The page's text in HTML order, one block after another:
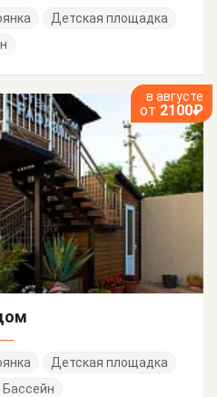
Детская площадка
в августе
от 2100₽
Детская площадка
Бассейн